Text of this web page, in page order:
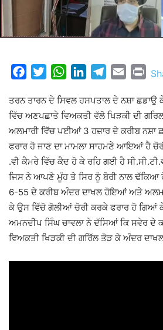
FacebookTwitterWhatsAppLinkedInTelegram
Email
ਤਰਨ ਤਾਰਨ ਦੇ ਸਿਵਲ ਹਸਪਤਾਲ ਦੇ ਨਸ਼ਾ
ਵਿੱਚ ਅਣਪਛਾਤੇ ਵਿਅਕਤੀ ਵੱਲੋ ਖਿੜਕੀ ਦੀ
ਅਲਮਾਰੀ ਵਿੱਚ ਪਈਆਂ 3 ਹਜ਼ਾਰ ਦੇ ਕਰੀਬ ਨਸ਼ਾ
ਫਰਾਰ ਹੋ ਜਾਣ ਦਾ ਮਾਮਲਾ ਸਾਹਮਣੇ ਆਇਆਂ ਹੈ
.ਵੀ ਕੈਮਰੇ ਵਿੱਚ ਕੈਦ ਹੋ ਕੇ ਰਹਿ ਗਈ ਹੈ
ਜਿਸ ਨੇ ਆਪਣੇ ਮੂੰਹ ਤੇ ਸਿਰ ਨੂੰ ਬੋਰੀ ਨਾਲ
6-55 ਦੇ ਕਰੀਬ ਅੰਦਰ ਦਾਖਲ ਹੋਇਆਂ ਅਤੇ
ਕੇ ਉਸ ਵਿੱਚੋ ਗੋਲੀਆਂ ਚੋਰੀ ਕਰਕੇ ਫਰਾਰ ਹੋ ਗਿਆਂ
ਅਮਨਦੀਪ ਸਿੰਘ ਚਾਵਲਾ ਨੇ ਦੱਸਿਆਂ ਕਿ ਸਵੇਰ ਦੇ
ਵਿਅਕਤੀ ਖਿੜਕੀ ਦੀ ਗਰਿੱਲ ਤੋੜ ਕੇ ਅੰਦਰ